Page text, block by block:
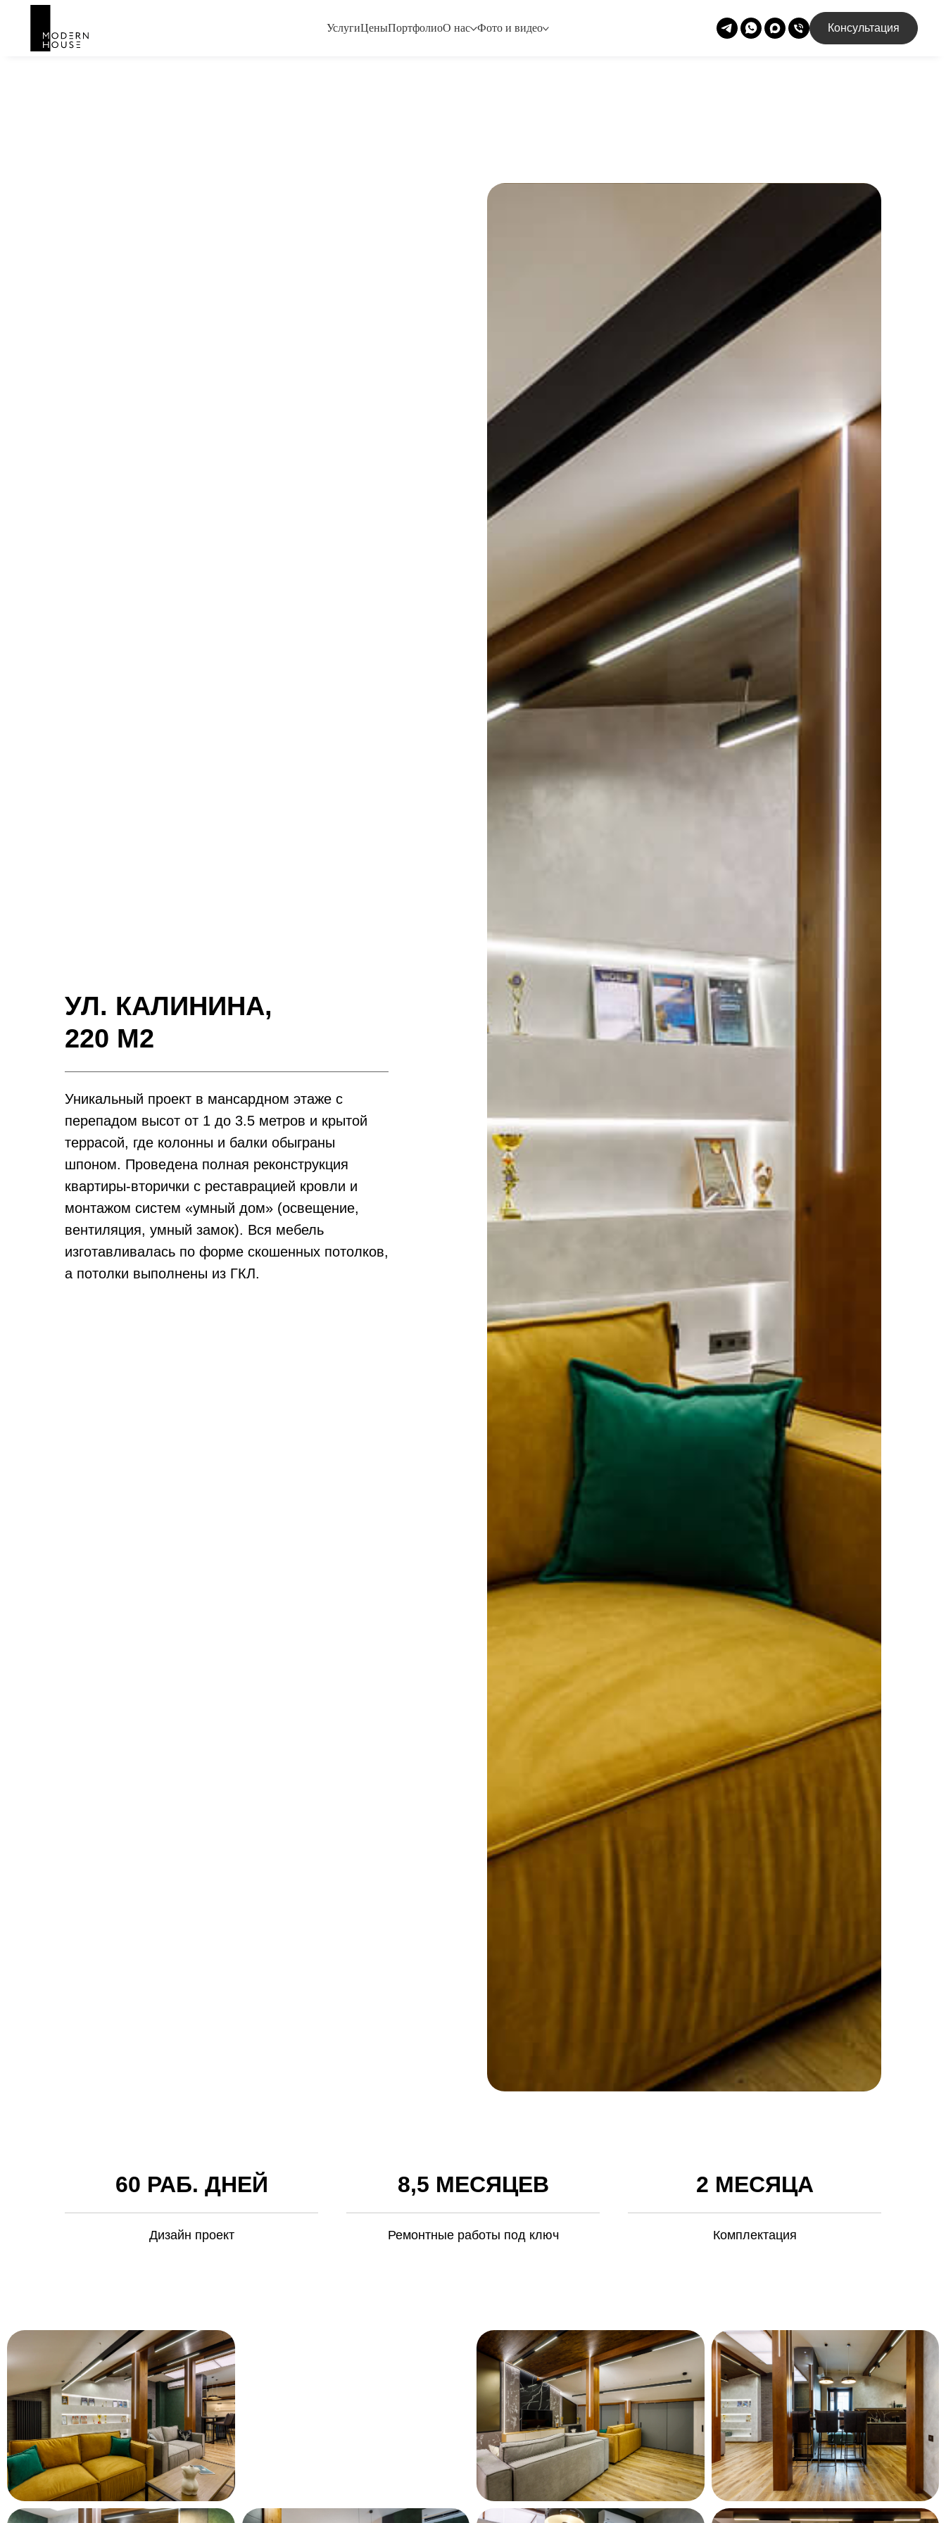
УслугиЦеныПортфолиоО нас Фото и видео Консультация
УЛ. КАЛИНИНА,
220 М2
Уникальный проект в мансардном этаже с
перепадом высот от 1 до 3.5 метров и крытой
террасой, где колонны и балки обыграны
шпоном. Проведена полная реконструкция
квартиры-вторички с реставрацией кровли и
монтажом систем «умный дом» (освещение,
вентиляция, умный замок). Вся мебель
изготавливалась по форме скошенных потолков,
а потолки выполнены из ГКЛ.
60 РАБ. ДНЕЙ
Дизайн проект
8,5 МЕСЯЦЕВ
Ремонтные работы под ключ
2 МЕСЯЦА
Комплектация